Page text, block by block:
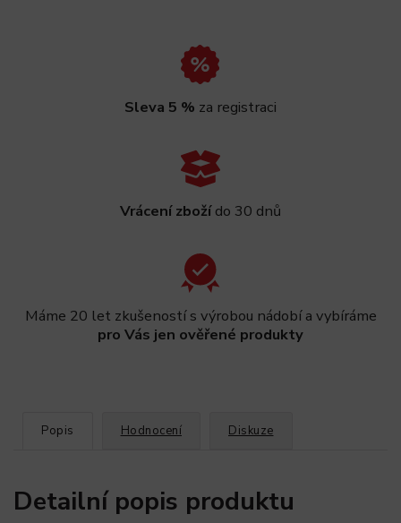
Sleva 5 % za registraci
Vrácení zbožído 30 dnů
Máme 20 let zkušeností s výrobou nádobí a vybíráme
pro Vás jen ověřené produkty
Popis Hodnocení Diskuze
Detailní popis produktu